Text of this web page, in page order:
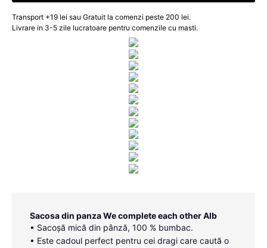
Transport +19 lei sau Gratuit la comenzi peste 200 lei.
Livrare in 3-5 zile lucratoare pentru comenzile cu masti.
Sacosa din panza We complete each other Alb
• Sacoșă mică din pânză, 100 % bumbac.
• Este cadoul perfect pentru cei dragi care caută o